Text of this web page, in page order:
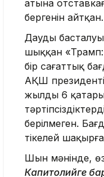
атына
бергенін айтқан.
Даудың
шыққан «Трамп:
бір сағаттық
АҚШ
жылдың 6
берілмеген.
тікелей
Шын мәнінде,
Капитолийге